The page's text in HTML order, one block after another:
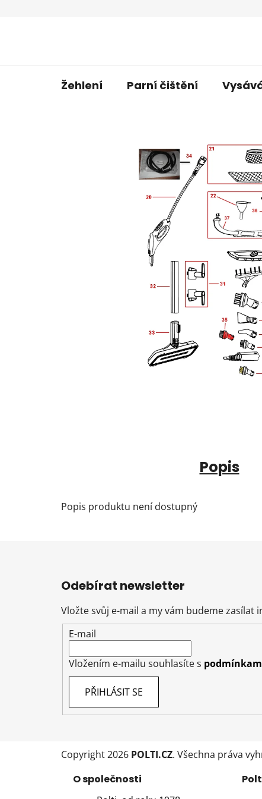
Žehlení Parní čištění
Popis
Popis produktu není dostupný
Odebírat newsletter
Vložte svůj e-mail a my vám budeme
E-mail
Vložením e-mailu souhlasíte s
PŘIHLÁSIT SE
Copyright 2026 POLTI.CZ. Všechna práva
O společnosti